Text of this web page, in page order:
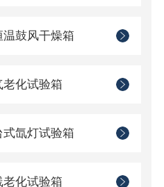
温鼓风干燥箱
老化试验箱
式氙灯试验箱
老化试验箱